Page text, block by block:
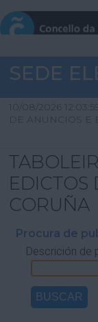
SEDE
10/08/2026 12:03:59
DE ANUNCIOS E
CORUÑA
Procura de
Descrición de